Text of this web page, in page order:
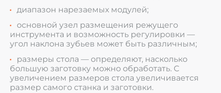
диапазон нарезаемых модулей;
основной узел размещения режущего
инструмента и возможность регулировки —
угол наклона зубьев может быть различным;
размеры стола — определяют, насколько
большую заготовку можно обработать. С
увеличением размеров стола увеличивается
размер самого станка и заготовки.